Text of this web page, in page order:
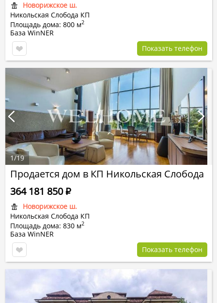
Новорижское ш.
Никольская Слобода КП
Площадь дома: 800 м2
База WinNER
Показать телефон
Продается дом в КП Никольская Слобода
Новорижское ш.
Никольская Слобода КП
Площадь дома: 830 м2
364 181 850Р
База WinNER
Показать телефон
1/19